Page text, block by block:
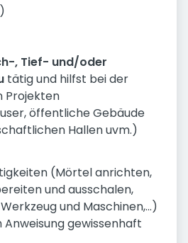
, Tief- und/oder
tätig und hilfst bei der
Projekten
öffentliche Gebäude
Hallen uvm.)
(Mörtel anrichten,
und ausschalen,
und Maschinen,...)
gewissenhaft